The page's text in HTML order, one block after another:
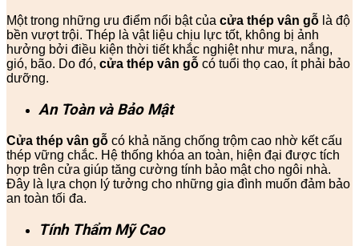
Một trong những ưu điểm nổi bật của cửa thép vân gỗ là độ
bền vượt trội. Thép là vật liệu chịu lực tốt, không bị ảnh
hưởng bởi điều kiện thời tiết khắc nghiệt như mưa, nắng,
gió, bão. Do đó, cửa thép vân gỗ có tuổi thọ cao, ít phải bảo
dưỡng.
An Toàn và Bảo Mật
Cửa thép vân gỗ có khả năng chống trộm cao nhờ kết cấu
thép vững chắc. Hệ thống khóa an toàn, hiện đại được tích
hợp trên cửa giúp tăng cường tính bảo mật cho ngôi nhà.
Đây là lựa chọn lý tưởng cho những gia đình muốn đảm bảo
an toàn tối đa.
Tính Thẩm Mỹ Cao